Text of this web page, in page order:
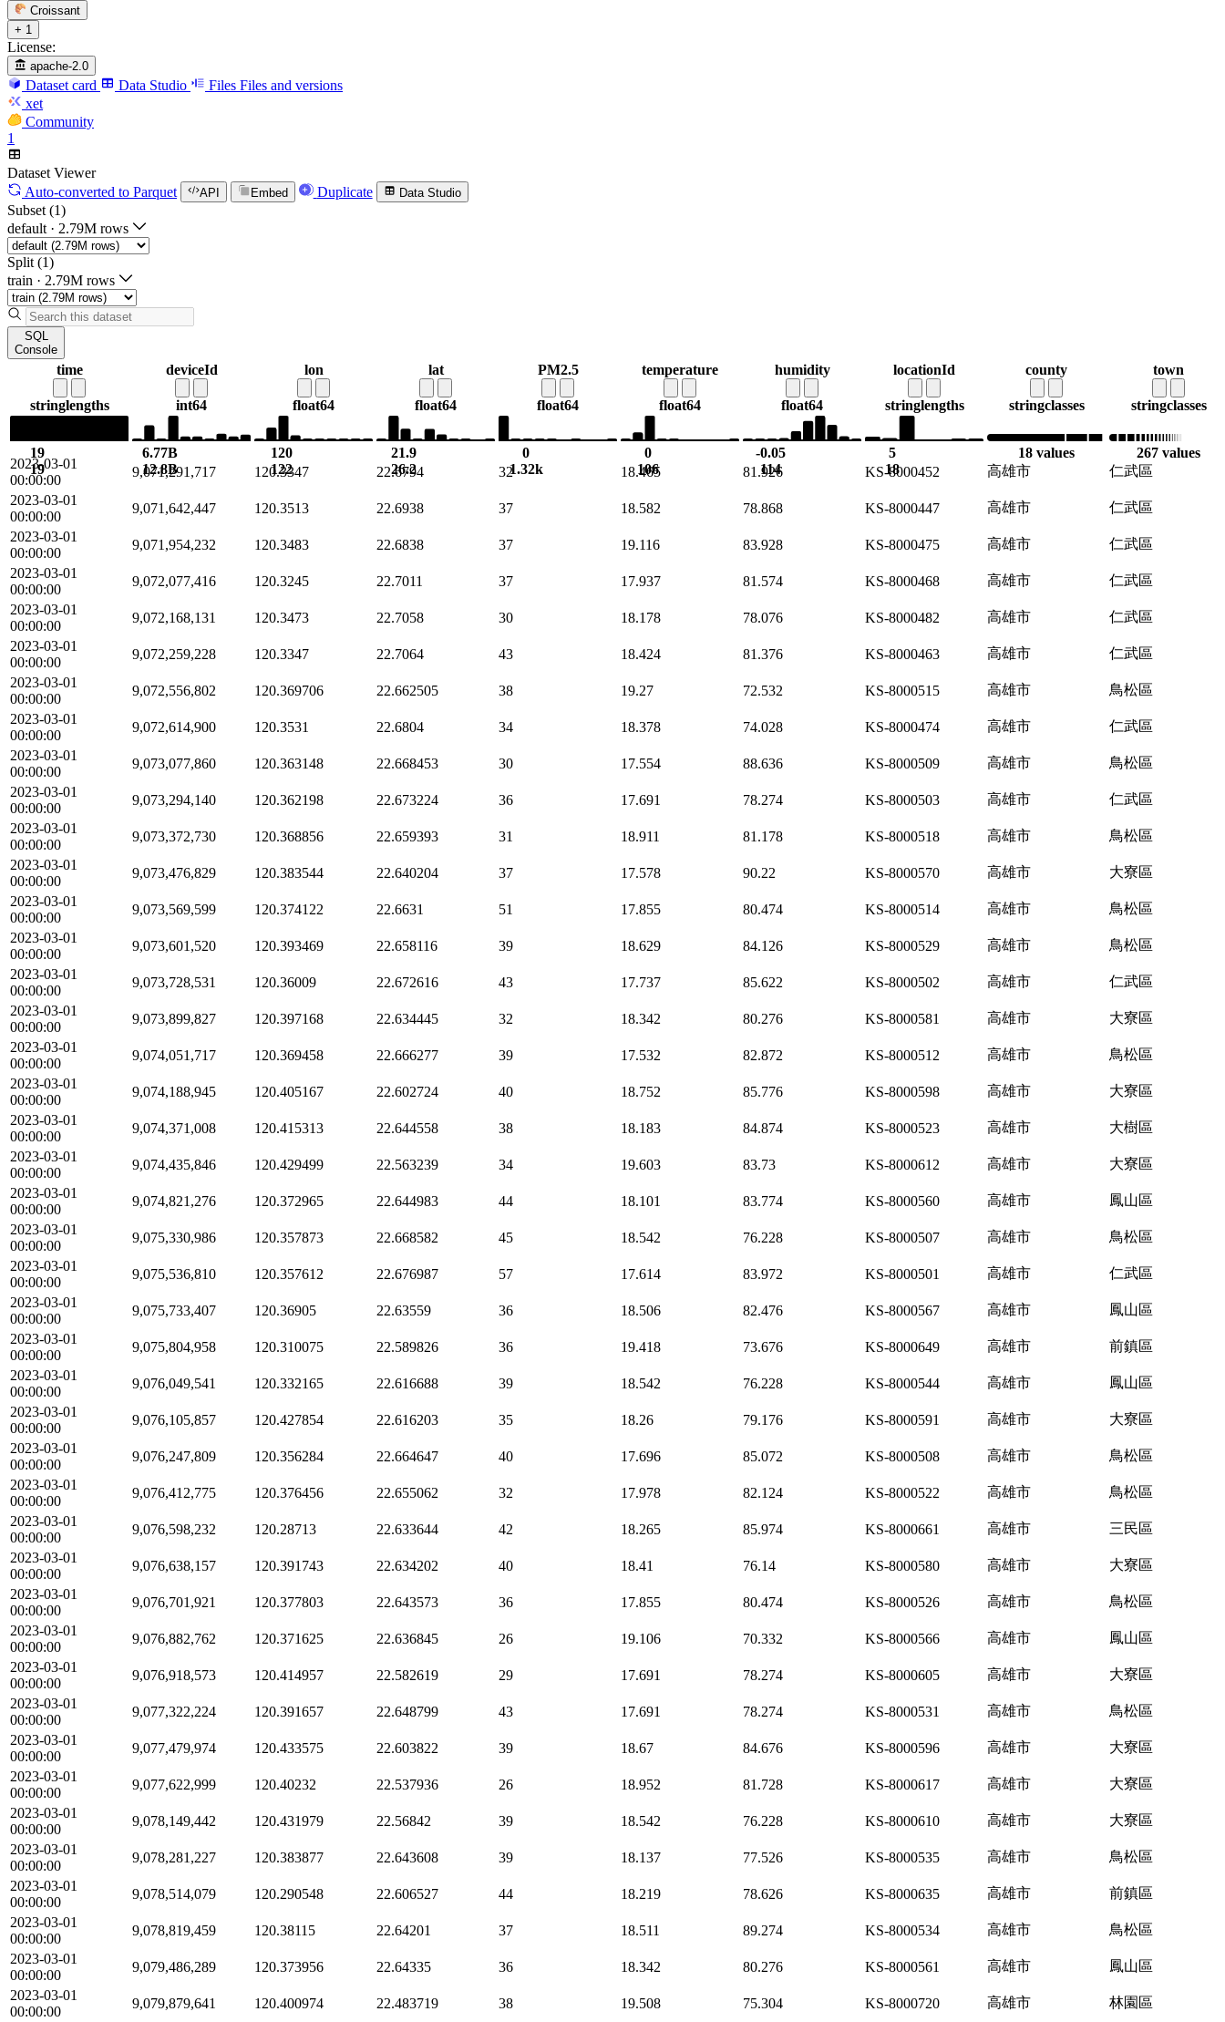
Croissant
+ 1
License:
apache-2.0
Dataset card Data Studio Files Files and versions
xet
Community
1
Dataset Viewer
Auto-converted to Parquet API Embed Duplicate Data Studio
Subset (1)
default · 2.79M rows
Split (1)
train · 2.79M rows
SQL
Console
time
stringlengths
19
19
deviceId
int64
6.77B
12.8B
lon
float64
120
122
lat
float64
21.9
26.2
PM2.5
float64
0
1.32k
temperature
float64
0
106
humidity
float64
-0.05
114
locationId
stringlengths
5
18
county
stringclasses
18 values
town
stringclasses
267 values
2023-03-01
00:00:00
9,071,291,717 120.3347 22.6794 32 18.465 81.926 KS-8000452 高雄市
仁武區
2023-03-01
00:00:00
9,071,642,447 120.3513 22.6938 37 18.582 78.868 KS-8000447 高雄市
仁武區
2023-03-01
00:00:00
9,071,954,232 120.3483 22.6838 37 19.116 83.928 KS-8000475 高雄市
仁武區
2023-03-01
00:00:00
9,072,077,416 120.3245 22.7011 37 17.937 81.574 KS-8000468 高雄市
仁武區
2023-03-01
00:00:00
9,072,168,131 120.3473 22.7058 30 18.178 78.076 KS-8000482 高雄市
仁武區
2023-03-01
00:00:00
9,072,259,228 120.3347 22.7064 43 18.424 81.376 KS-8000463 高雄市
仁武區
2023-03-01
00:00:00
9,072,556,802 120.369706 22.662505 38 19.27 72.532 KS-8000515 高雄市
鳥松區
2023-03-01
00:00:00
9,072,614,900 120.3531 22.6804 34 18.378 74.028 KS-8000474 高雄市
仁武區
2023-03-01
00:00:00
9,073,077,860 120.363148 22.668453 30 17.554 88.636 KS-8000509 高雄市
鳥松區
2023-03-01
00:00:00
9,073,294,140 120.362198 22.673224 36 17.691 78.274 KS-8000503 高雄市
仁武區
2023-03-01
00:00:00
9,073,372,730 120.368856 22.659393 31 18.911 81.178 KS-8000518 高雄市
鳥松區
2023-03-01
00:00:00
9,073,476,829 120.383544 22.640204 37 17.578 90.22 KS-8000570 高雄市
大寮區
2023-03-01
00:00:00
9,073,569,599 120.374122 22.6631 51 17.855 80.474 KS-8000514 高雄市
鳥松區
2023-03-01
00:00:00
9,073,601,520 120.393469 22.658116 39 18.629 84.126 KS-8000529 高雄市
鳥松區
2023-03-01
00:00:00
9,073,728,531 120.36009 22.672616 43 17.737 85.622 KS-8000502 高雄市
仁武區
2023-03-01
00:00:00
9,073,899,827 120.397168 22.634445 32 18.342 80.276 KS-8000581 高雄市
大寮區
2023-03-01
00:00:00
9,074,051,717 120.369458 22.666277 39 17.532 82.872 KS-8000512 高雄市
鳥松區
2023-03-01
00:00:00
9,074,188,945 120.405167 22.602724 40 18.752 85.776 KS-8000598 高雄市
大寮區
2023-03-01
00:00:00
9,074,371,008 120.415313 22.644558 38 18.183 84.874 KS-8000523 高雄市
大樹區
2023-03-01
00:00:00
9,074,435,846 120.429499 22.563239 34 19.603 83.73 KS-8000612 高雄市
大寮區
2023-03-01
00:00:00
9,074,821,276 120.372965 22.644983 44 18.101 83.774 KS-8000560 高雄市
鳳山區
2023-03-01
00:00:00
9,075,330,986 120.357873 22.668582 45 18.542 76.228 KS-8000507 高雄市
鳥松區
2023-03-01
00:00:00
9,075,536,810 120.357612 22.676987 57 17.614 83.972 KS-8000501 高雄市
仁武區
2023-03-01
00:00:00
9,075,733,407 120.36905 22.63559 36 18.506 82.476 KS-8000567 高雄市
鳳山區
2023-03-01
00:00:00
9,075,804,958 120.310075 22.589826 36 19.418 73.676 KS-8000649 高雄市
前鎮區
2023-03-01
00:00:00
9,076,049,541 120.332165 22.616688 39 18.542 76.228 KS-8000544 高雄市
鳳山區
2023-03-01
00:00:00
9,076,105,857 120.427854 22.616203 35 18.26 79.176 KS-8000591 高雄市
大寮區
2023-03-01
00:00:00
9,076,247,809 120.356284 22.664647 40 17.696 85.072 KS-8000508 高雄市
鳥松區
2023-03-01
00:00:00
9,076,412,775 120.376456 22.655062 32 17.978 82.124 KS-8000522 高雄市
鳥松區
2023-03-01
00:00:00
9,076,598,232 120.28713 22.633644 42 18.265 85.974 KS-8000661 高雄市
三民區
2023-03-01
00:00:00
9,076,638,157 120.391743 22.634202 40 18.41 76.14 KS-8000580 高雄市
大寮區
2023-03-01
00:00:00
9,076,701,921 120.377803 22.643573 36 17.855 80.474 KS-8000526 高雄市
鳥松區
2023-03-01
00:00:00
9,076,882,762 120.371625 22.636845 26 19.106 70.332 KS-8000566 高雄市
鳳山區
2023-03-01
00:00:00
9,076,918,573 120.414957 22.582619 29 17.691 78.274 KS-8000605 高雄市
大寮區
2023-03-01
00:00:00
9,077,322,224 120.391657 22.648799 43 17.691 78.274 KS-8000531 高雄市
鳥松區
2023-03-01
00:00:00
9,077,479,974 120.433575 22.603822 39 18.67 84.676 KS-8000596 高雄市
大寮區
2023-03-01
00:00:00
9,077,622,999 120.40232 22.537936 26 18.952 81.728 KS-8000617 高雄市
大寮區
2023-03-01
00:00:00
9,078,149,442 120.431979 22.56842 39 18.542 76.228 KS-8000610 高雄市
大寮區
2023-03-01
00:00:00
9,078,281,227 120.383877 22.643608 39 18.137 77.526 KS-8000535 高雄市
鳥松區
2023-03-01
00:00:00
9,078,514,079 120.290548 22.606527 44 18.219 78.626 KS-8000635 高雄市
前鎮區
2023-03-01
00:00:00
9,078,819,459 120.38115 22.64201 37 18.511 89.274 KS-8000534 高雄市
鳥松區
2023-03-01
00:00:00
9,079,486,289 120.373956 22.64335 36 18.342 80.276 KS-8000561 高雄市
鳳山區
2023-03-01
00:00:00
9,079,879,641 120.400974 22.483719 38 19.508 75.304 KS-8000720 高雄市 林園區